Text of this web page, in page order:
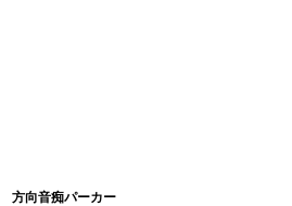
方向音痴パーカー